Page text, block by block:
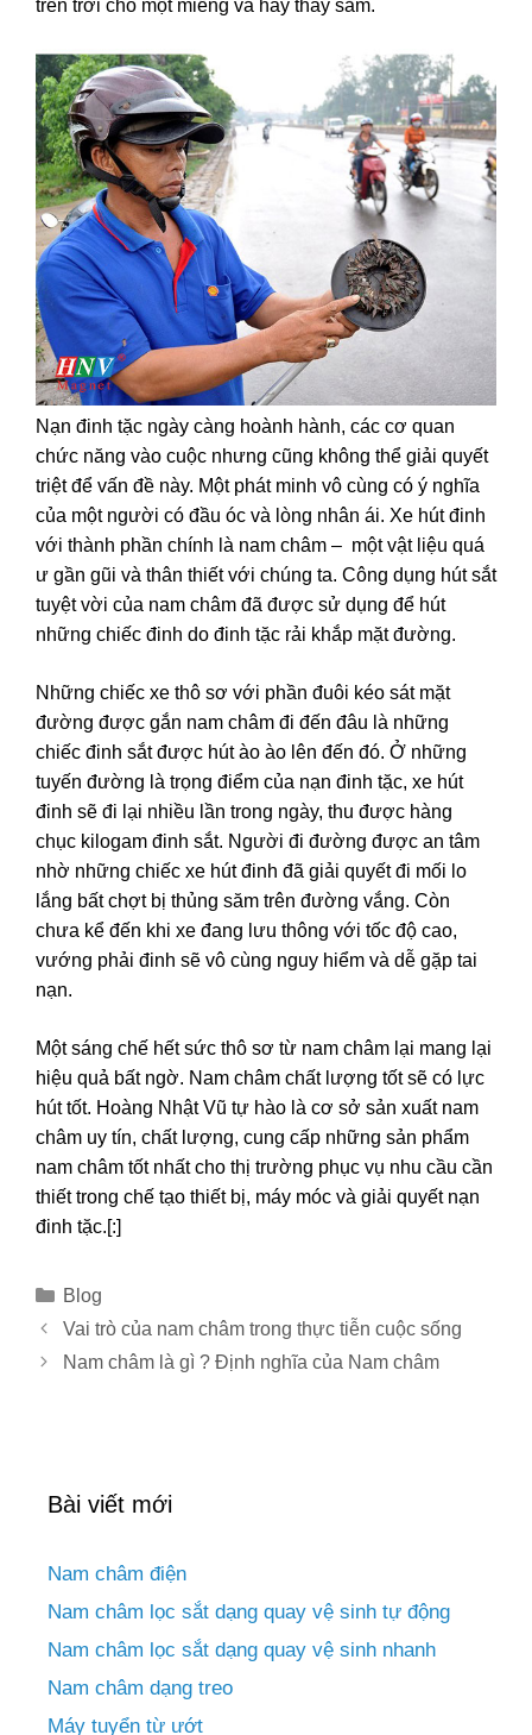
trên trời cho một miếng vá hay thay săm.
Nạn đinh tặc ngày càng hoành hành, các cơ quan
chức năng vào cuộc nhưng cũng không thể giải quyết
triệt để vấn đề này. Một phát minh vô cùng có ý nghĩa
của một người có đầu óc và lòng nhân ái. Xe hút đinh
với thành phần chính là nam châm – một vật liệu quá
ư gần gũi và thân thiết với chúng ta. Công dụng hút sắt
tuyệt vời của nam châm đã được sử dụng để hút
những chiếc đinh do đinh tặc rải khắp mặt đường.
Những chiếc xe thô sơ với phần đuôi kéo sát mặt
đường được gắn nam châm đi đến đâu là những
chiếc đinh sắt được hút ào ào lên đến đó. Ở những
tuyến đường là trọng điểm của nạn đinh tặc, xe hút
đinh sẽ đi lại nhiều lần trong ngày, thu được hàng
chục kilogam đinh sắt. Người đi đường được an tâm
nhờ những chiếc xe hút đinh đã giải quyết đi mối lo
lắng bất chợt bị thủng săm trên đường vắng. Còn
chưa kể đến khi xe đang lưu thông với tốc độ cao,
vướng phải đinh sẽ vô cùng nguy hiểm và dễ gặp tai
nạn.
Một sáng chế hết sức thô sơ từ nam châm lại mang lại
hiệu quả bất ngờ. Nam châm chất lượng tốt sẽ có lực
hút tốt. Hoàng Nhật Vũ tự hào là cơ sở sản xuất nam
châm uy tín, chất lượng, cung cấp những sản phẩm
nam châm tốt nhất cho thị trường phục vụ nhu cầu cần
thiết trong chế tạo thiết bị, máy móc và giải quyết nạn
đinh tặc.[:]
Danh
mục
Blog
Điều
hướng
Vai trò của nam châm trong thực tiễn cuộc sống
Nam châm là gì ? Định nghĩa của Nam châm
Bài viết mới
Nam châm điện
Nam châm lọc sắt dạng quay vệ sinh tự động
Nam châm lọc sắt dạng quay vệ sinh nhanh
Nam châm dạng treo
Máy tuyển từ ướt